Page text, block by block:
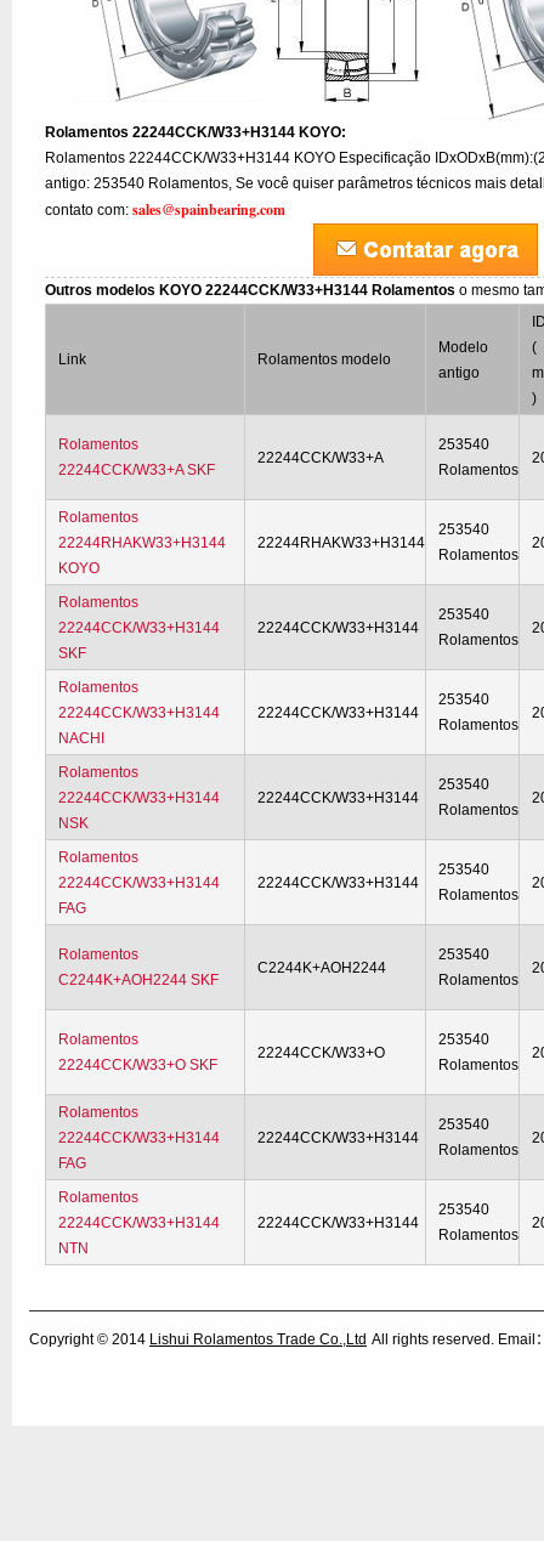
Rolamentos 22244CCK/W33+H3144 KOYO:
Rolamentos 22244CCK/W33+H3144 KOYO Especificação
antigo: 253540 Rolamentos, Se você quiser parâmetros técnicos mais
contato com:sales@spainbearing.com
Outros modelos KOYO 22244CCK/W33+H3144 Rolamentoso mesmo
Link Rolamentos modelo
Modelo
antigo
(
)
Rolamentos
22244CCK/W33+A SKF
22244CCK/W33+A
253540
Rolamentos
Rolamentos
22244RHAKW33+H3144
KOYO
22244RHAKW33+H3144
253540
Rolamentos
Rolamentos
22244CCK/W33+H3144
SKF
22244CCK/W33+H3144
253540
Rolamentos
Rolamentos
22244CCK/W33+H3144
NACHI
22244CCK/W33+H3144
253540
Rolamentos
Rolamentos
22244CCK/W33+H3144
NSK
22244CCK/W33+H3144
253540
Rolamentos
Rolamentos
22244CCK/W33+H3144
FAG
22244CCK/W33+H3144
253540
Rolamentos
Rolamentos
C2244K+AOH2244 SKF
C2244K+AOH2244
253540
Rolamentos
Rolamentos
22244CCK/W33+O SKF
22244CCK/W33+O
253540
Rolamentos
Rolamentos
22244CCK/W33+H3144
FAG
22244CCK/W33+H3144
253540
Rolamentos
Rolamentos
22244CCK/W33+H3144
NTN
22244CCK/W33+H3144
253540
Rolamentos
Copyright © 2014 Lishui Rolamentos Trade Co.,Ltd All rights reserved. Email